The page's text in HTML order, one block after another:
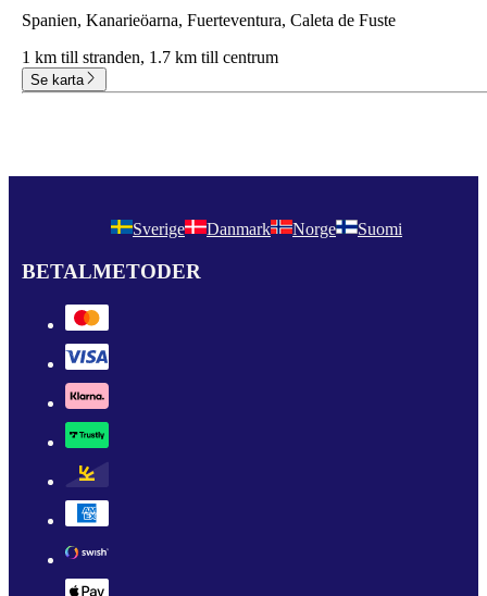
Spanien, Kanarieöarna, Fuerteventura, Caleta de Fuste
1 km till stranden, 1.7 km till centrum
Se karta
Sverige Danmark Norge Suomi
BETALMETODER